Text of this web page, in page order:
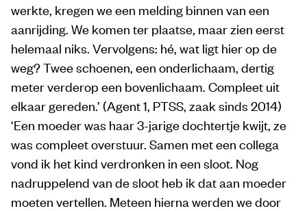
werkte, kregen we een melding binnen van een
aanrijding. We komen ter plaatse, maar zien eerst
helemaal niks. Vervolgens: hé, wat ligt hier op de
weg? Twee schoenen, een onderlichaam, dertig
meter verderop een bovenlichaam. Compleet uit
elkaar gereden.’ (Agent 1, PTSS, zaak sinds 2014)
‘Een moeder was haar 3-jarige dochtertje kwijt, ze
was compleet overstuur. Samen met een collega
vond ik het kind verdronken in een sloot. Nog
nadruppelend van de sloot heb ik dat aan moeder
moeten vertellen. Meteen hierna werden we door